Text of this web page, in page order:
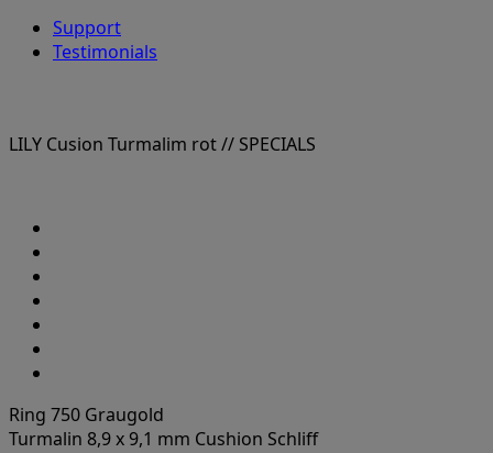
Support
Testimonials
LILY Cusion Turmalim rot// SPECIALS
Ring 750 Graugold
Turmalin 8,9 x 9,1 mm Cushion Schliff